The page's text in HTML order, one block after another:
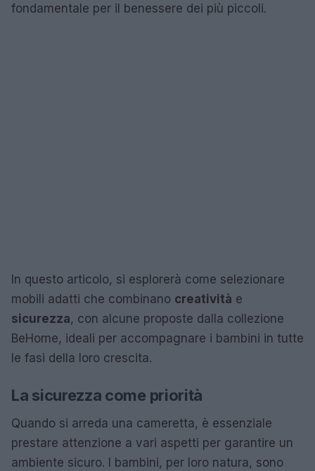
fondamentale per il benessere dei più piccoli.
In questo articolo, si esplorerà come selezionare
mobili adatti che combinano creatività e
sicurezza, con alcune proposte dalla collezione
BeHome, ideali per accompagnare i bambini in tutte
le fasi della loro crescita.
La sicurezza come priorità
Quando si arreda una cameretta, è essenziale
prestare attenzione a vari aspetti per garantire un
ambiente sicuro. I bambini, per loro natura, sono